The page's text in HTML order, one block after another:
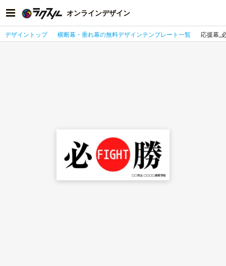
オンラインデザイン
デザイントップ 横断幕・垂れ幕の無料デザインテンプレート一覧 応援幕_